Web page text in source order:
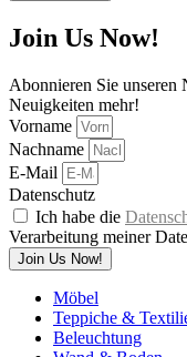
Join Us Now!
Abonnieren Sie unseren
Neuigkeiten mehr!
Vorname
Nachname
E-Mail
Datenschutz
Ich habe die
Verarbeitung meiner
Join Us Now!
Möbel
Teppiche &
Beleuchtung